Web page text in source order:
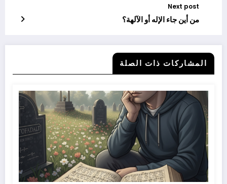
Next post
من أين جاء الإله أو الآلهة؟
المشاركات ذات الصلة